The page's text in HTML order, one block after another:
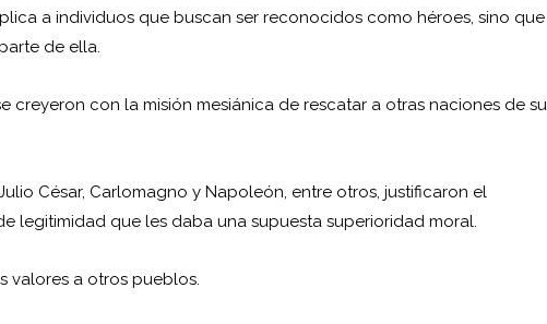
a individuos que buscan ser reconocidos como héroes, sino que
de ella.
creyeron con la misión mesiánica de rescatar a otras naciones de su
César, Carlomagno y Napoleón, entre otros, justificaron el
legitimidad que les daba una supuesta superioridad moral.
valores a otros pueblos.